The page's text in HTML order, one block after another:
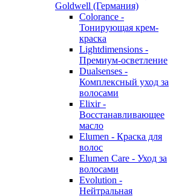
Goldwell (Германия)
Colorance -
Тонирующая крем-
краска
Lightdimensions -
Премиум-осветление
Dualsenses -
Комплексный уход за
волосами
Elixir -
Восстанавливающее
масло
Elumen - Краска для
волос
Elumen Care - Уход за
волосами
Evolution -
Нейтральная